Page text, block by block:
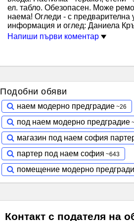
ел. табло. Обезопасен. Може
наема! Огледи - с предварителна
информация и оглед: Даниела
Напиши първи коментар
Подобни обяви
наем модерно предградие
под наем модерно предградие
магазин под наем софия
партер под наем софия
помещение модерно
Контакт с подателя на